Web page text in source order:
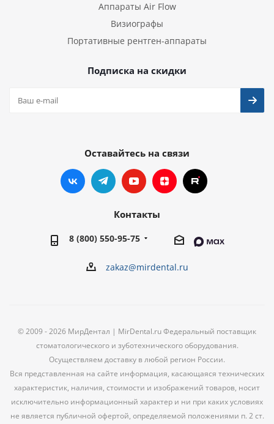
Аппараты Air Flow
Визиографы
Портативные рентген-аппараты
Подписка на скидки
Оставайтесь на связи
Контакты
8 (800) 550-95-75
zakaz@mirdental.ru
© 2009 - 2026 МирДентал | MirDental.ru Федеральный поставщик
стоматологического и зуботехнического оборудования.
Осуществляем доставку в любой регион России.
Вся представленная на сайте информация, касающаяся технических
характеристик, наличия, стоимости и изображений товаров, носит
исключительно информационный характер и ни при каких условиях
не является публичной офертой, определяемой положениями п. 2 ст.